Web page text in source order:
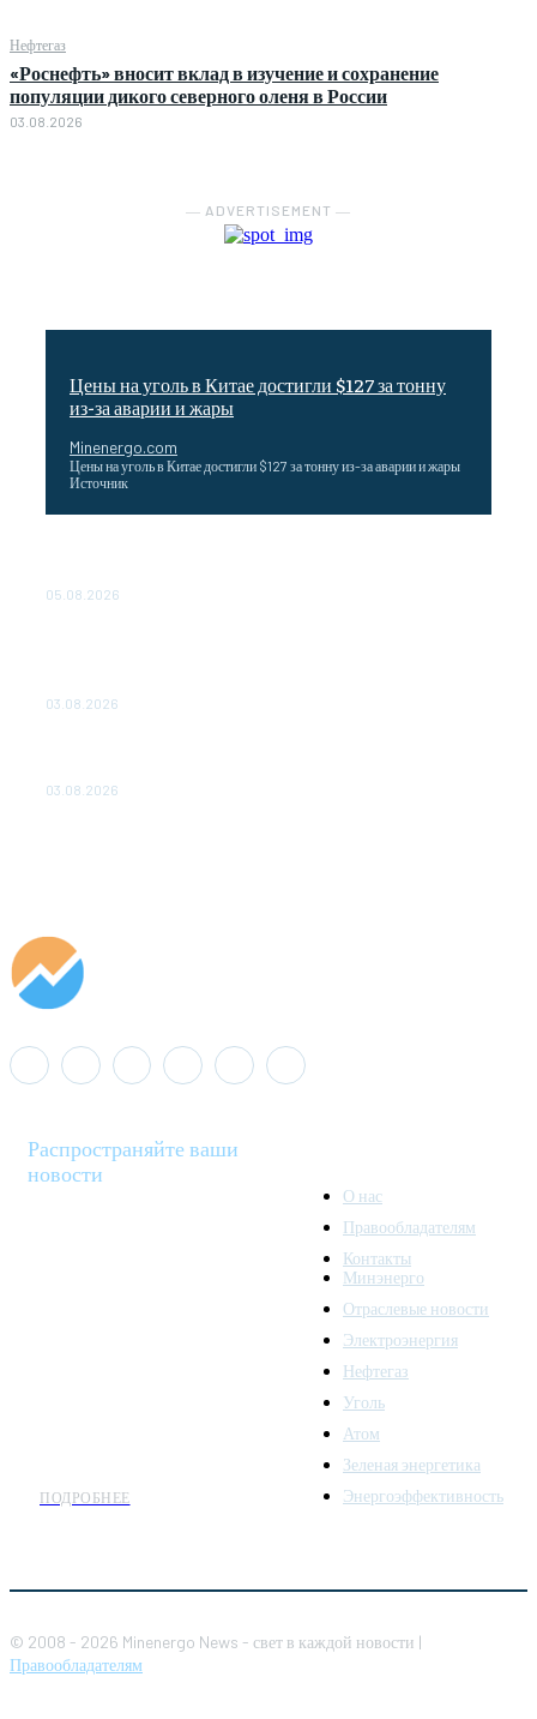
Нефтегаз
«Роснефть» вносит вклад в изучение и сохранение
популяции дикого северного оленя в России
03.08.2026
― ADVERTISEMENT ―
Цены на уголь в Китае достигли $127 за тонну
из-за аварии и жары
Minenergo.com
Цены на уголь в Китае достигли $127 за тонну из-за аварии и жары
Источник
05.08.2026
03.08.2026
03.08.2026
Распространяйте ваши
новости
ПОДРОБНЕЕ
О нас
Правообладателям
Контакты
Минэнерго
Отраслевые новости
Электроэнергия
Нефтегаз
Уголь
Атом
Зеленая энергетика
Энергоэффективность
© 2008 - 2026 Minenergo News - свет в каждой новости |
Правообладателям